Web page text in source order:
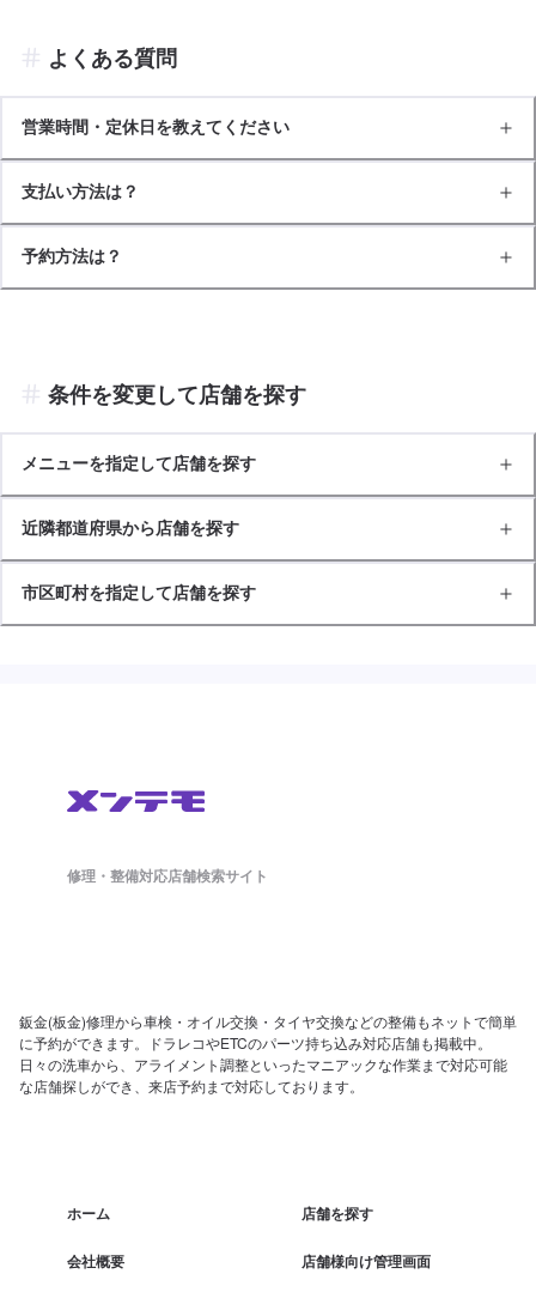
よくある質問
営業時間・定休日を教えてください
支払い方法は？
予約方法は？
条件を変更して店舗を探す
メニューを指定して店舗を探す
近隣都道府県から店舗を探す
市区町村を指定して店舗を探す
修理・整備対応店舗検索サイト
鈑金(板金)修理から車検・オイル交換・タイヤ交換などの整備もネットで簡単
に予約ができます。ドラレコやETCのパーツ持ち込み対応店舗も掲載中。
日々の洗車から、アライメント調整といったマニアックな作業まで対応可能
な店舗探しができ、来店予約まで対応しております。
ホーム 店舗を探す
会社概要 店舗様向け管理画面